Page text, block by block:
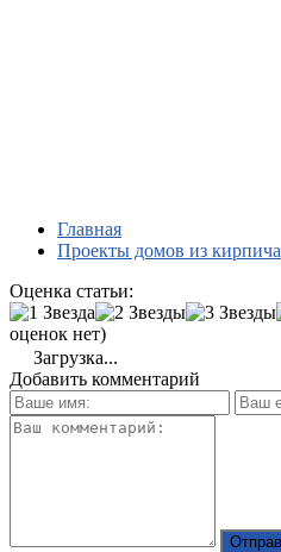
Главная
Проекты домов из кирпича
Оценка статьи:
оценок нет)
Загрузка...
Добавить комментарий